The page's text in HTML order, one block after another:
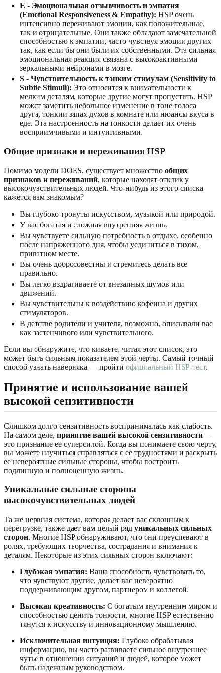
E - Эмоциональная отзывчивость и эмпатия
(Emotional Responsiveness & Empathy): HSP очень
интенсивно переживают эмоции, как положительные,
так и отрицательные. Они также обладают замечательной
способностью к эмпатии, часто чувствуя эмоции других
так, как если бы они были их собственными. Эта сильная
эмоциональная реакция связана с высокоактивными
зеркальными нейронами в мозге.
S - Чувствительность к тонким стимулам (Sensitivity to
Subtle Stimuli): Это относится к внимательности к
мелким деталям, которые другие могут пропустить. HSP
может заметить небольшое изменение в тоне голоса
друга, тонкий запах духов в комнате или нюансы вкуса в
еде. Эта настроенность на тонкости делает их очень
восприимчивыми и интуитивными.
Общие признаки и переживания HSP
Помимо модели DOES, существует множество общих
признаков и переживаний, которые находят отклик у
высокочувствительных людей. Что-нибудь из этого списка
кажется вам знакомым?
Вы глубоко тронуты искусством, музыкой или природой.
У вас богатая и сложная внутренняя жизнь.
Вы чувствуете сильную потребность в отдыхе, особенно
после напряженного дня, чтобы уединиться в тихом,
приватном месте.
Вы очень добросовестны и стремитесь делать все
правильно.
Вы легко вздрагиваете от внезапных шумов или
движений.
Вы чувствительны к воздействию кофеина и других
стимуляторов.
В детстве родители и учителя, возможно, описывали вас
как застенчивого или чувствительного.
Если вы обнаружите, что киваете, читая этот список, это
может быть сильным показателем этой черты. Самый точный
способ узнать наверняка — пройти официальный HSP-тест.
Принятие и использование вашей
высокой сензитивности
Слишком долго сензитивность воспринималась как слабость.
На самом деле, принятие вашей высокой сензитивности —
это признание ее суперсилой. Когда вы понимаете свою черту,
вы можете научиться справляться с ее трудностями и раскрыть
ее невероятные сильные стороны, чтобы построить
подлинную и полноценную жизнь.
Уникальные сильные стороны
высокочувствительных людей
Та же нервная система, которая делает вас склонным к
перегрузке, также дает вам целый ряд уникальных сильных
сторон. Многие HSP обнаруживают, что они преуспевают в
ролях, требующих творчества, сострадания и внимания к
деталям. Некоторые из этих сильных сторон включают:
Глубокая эмпатия: Ваша способность чувствовать то,
что чувствуют другие, делает вас невероятно
поддерживающим другом, партнером и коллегой.
Высокая креативность: С богатым внутренним миром и
способностью ценить тонкости, многие HSP естественно
тянутся к искусству и инновационному мышлению.
Исключительная интуиция: Глубоко обрабатывая
информацию, вы часто развиваете сильное внутреннее
чутье в отношении ситуаций и людей, которое может
быть надежным руководством.